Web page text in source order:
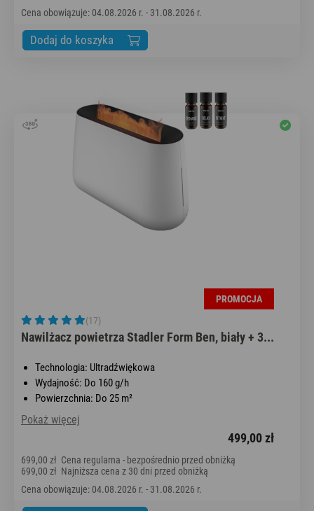
Cena obowiązuje: 04.08.2026 r. - 31.08.2026 r.
Dodaj do koszyka
PROMOCJA
(17)
Nawilżacz powietrza Stadler Form Ben, biały + 3...
Technologia: Ultradźwiękowa
Wydajność: Do 160 g/h
Powierzchnia: Do 25 m²
Pokaż więcej
499,00 zł
699,00 zł Cena regularna - bezpośrednio przed obniżką
699,00 zł Najniższa cena z 30 dni przed obniżką
Cena obowiązuje: 04.08.2026 r. - 31.08.2026 r.